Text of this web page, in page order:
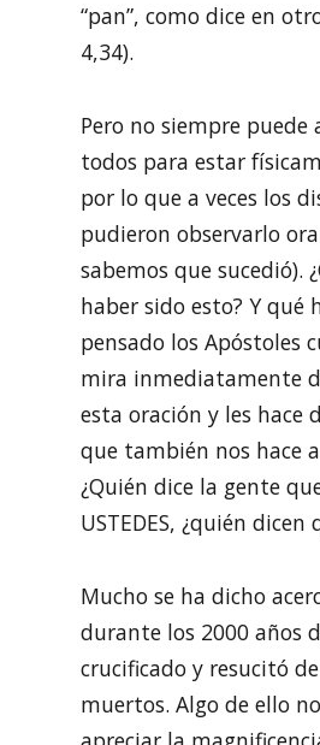
“pan”, como dice en
4,34).
Pero no siempre puede
todos para estar
por lo que a veces los
pudieron observarlo
sabemos que sucedió).
haber sido esto? Y qué
pensado los Apóstoles
mira inmediatamente
esta oración y les hace
que también nos hace
¿Quién dice la gente
USTEDES, ¿quién dicen
Mucho se ha dicho
durante los 2000 años
crucificado y resucitó
muertos. Algo de ello